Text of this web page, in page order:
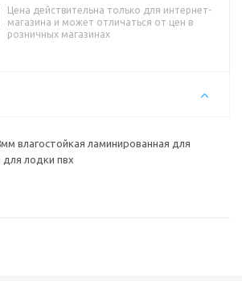
Цена действительна только для интернет-
магазина и может отличаться от цен в
розничных магазинах
влагостойкая ламинированная для
для лодки пвх